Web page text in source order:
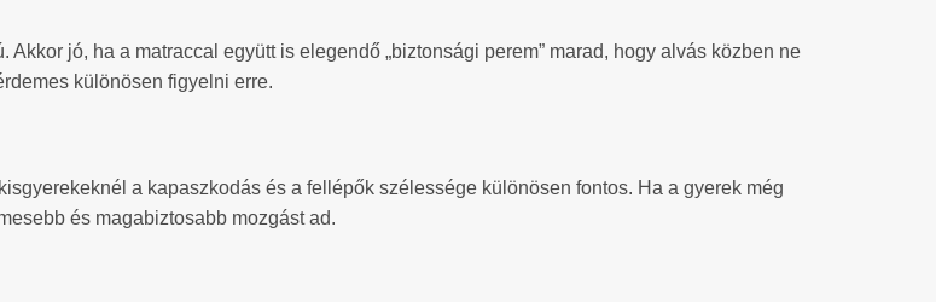
jó, ha a matraccal együtt is elegendő „biztonsági perem” marad, hogy alvás közben ne
különösen figyelni erre.
a kapaszkodás és a fellépők szélessége különösen fontos. Ha a gyerek még
és magabiztosabb mozgást ad.